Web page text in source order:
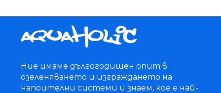
Ние имаме дългогодишен опит в
озеленяването и изграждането на
напоителни системи и знаем, кое е най-